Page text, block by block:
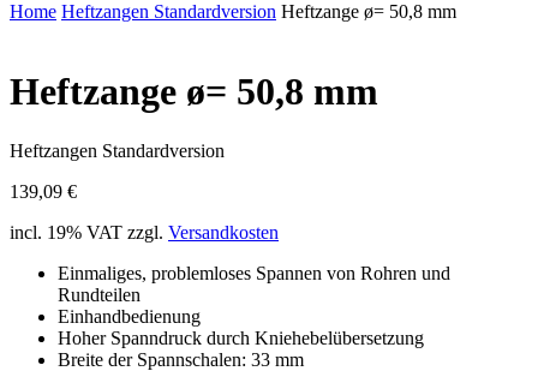
Home Heftzangen Standardversion Heftzange ø= 50,8 mm
Heftzange ø= 50,8 mm
Heftzangen Standardversion
139,09 €
incl. 19% VAT zzgl. Versandkosten
Einmaliges, problemloses Spannen von Rohren und
Rundteilen
Einhandbedienung
Hoher Spanndruck durch Kniehebelübersetzung
Breite der Spannschalen: 33 mm